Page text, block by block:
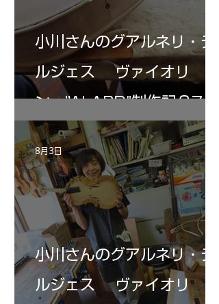
小川さんのグアルネリ・デ
ルジェス ヴァイオリ
ン ”ALARD"制作記３7
小川さんのグアルネリ・デ
ルジェス ヴァイオリ
8月3日